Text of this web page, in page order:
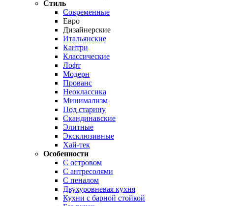
Стиль
Современные
Евро
Дизайнерские
Итальянские
Кантри
Классические
Лофт
Модерн
Прованс
Неоклассика
Минимализм
Под старину
Скандинавские
Элитные
Эксклюзивные
Хай-тек
Особенности
С островом
С антресолями
С пеналом
Двухуровневая кухня
Кухни с барной стойкой